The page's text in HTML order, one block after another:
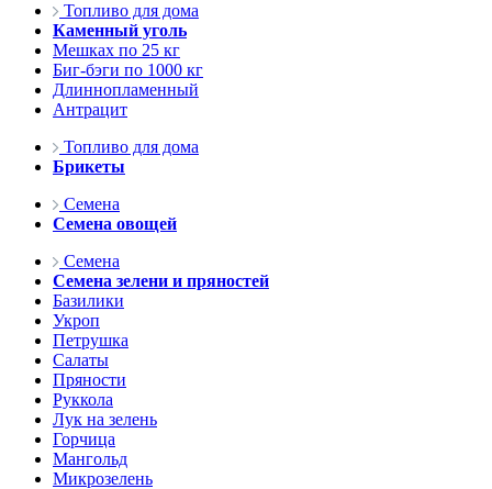
Топливо для дома
Каменный уголь
Мешках по 25 кг
Биг-бэги по 1000 кг
Длиннопламенный
Антрацит
Топливо для дома
Брикеты
Семена
Семена овощей
Семена
Семена зелени и пряностей
Базилики
Укроп
Петрушка
Салаты
Пряности
Руккола
Лук на зелень
Горчица
Мангольд
Микрозелень